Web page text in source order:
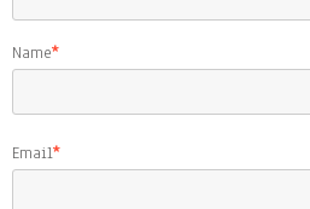
Name*
Email*